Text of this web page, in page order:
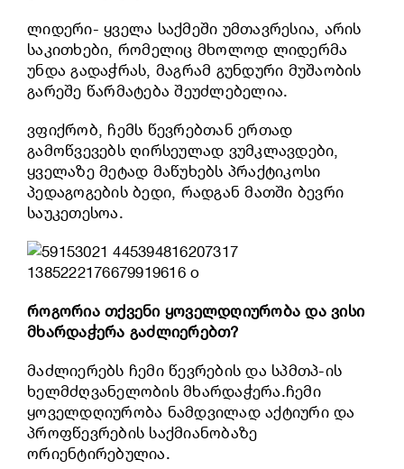
ლიდერი- ყველა საქმეში უმთავრესია, არის
საკითხები, რომელიც მხოლოდ ლიდერმა
უნდა გადაჭრას, მაგრამ გუნდური მუშაობის
გარეშე წარმატება შეუძლებელია.
ვფიქრობ, ჩემს წევრებთან ერთად
გამოწვევებს ღირსეულად ვუმკლავდები,
ყველაზე მეტად მაწუხებს პრაქტიკოსი
პედაგოგების ბედი, რადგან მათში ბევრი
საუკეთესოა.
როგორია თქვენი ყოველდღიურობა და ვისი
მხარდაჭერა გაძლიერებთ?
მაძლიერებს ჩემი წევრების და სპმთპ-ის
ხელმძღვანელობის მხარდაჭერა.ჩემი
ყოველდღიურობა ნამდვილად აქტიური და
პროფწევრების საქმიანობაზე
ორიენტირებულია.